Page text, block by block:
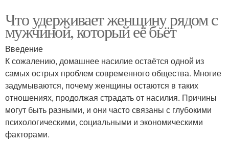
Что удерживает женщину рядом с
мужчиной, который её бьёт
Введение
К сожалению, домашнее насилие остаётся одной из
самых острых проблем современного общества. Многие
задумываются, почему женщины остаются в таких
отношениях, продолжая страдать от насилия. Причины
могут быть разными, и они часто связаны с глубокими
психологическими, социальными и экономическими
факторами.